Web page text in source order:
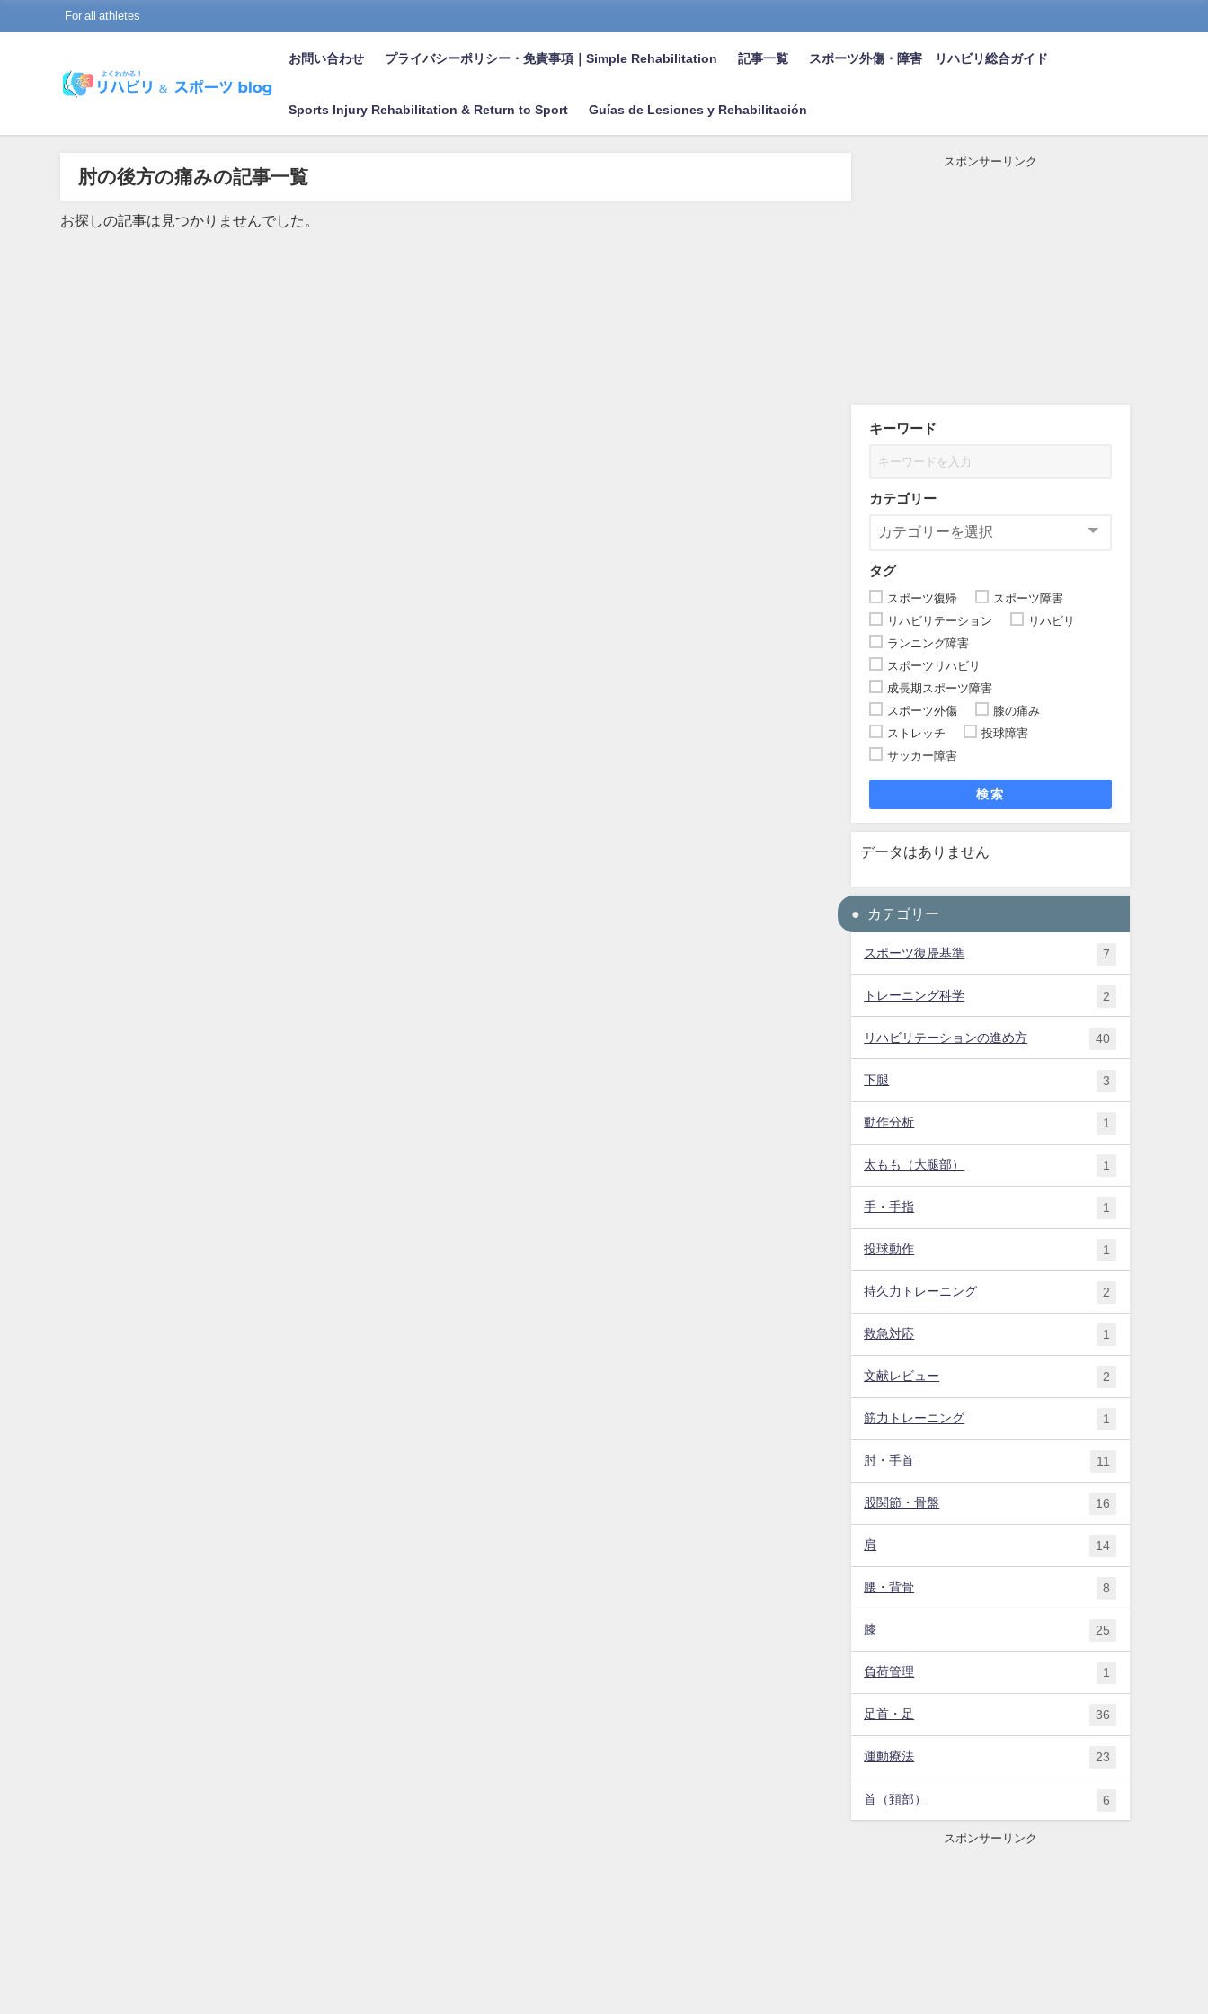
For all athletes
お問い合わせ プライバシーポリシー・免責事項｜Simple Rehabilitation 記事一覧 スポーツ外傷・障害 リハビリ総合ガイド
Sports Injury Rehabilitation & Return to Sport Guías de Lesiones y Rehabilitación
肘の後方の痛みの記事一覧
お探しの記事は見つかりませんでした。
スポンサーリンク
キーワード
カテゴリー
タグ
スポーツ復帰
スポーツ障害
リハビリテーション
リハビリ
ランニング障害
スポーツリハビリ
成長期スポーツ障害
スポーツ外傷
膝の痛み
ストレッチ
投球障害
サッカー障害
検索
データはありません
カテゴリー
スポーツ復帰基準 7
トレーニング科学 2
リハビリテーションの進め方 40
下腿 3
動作分析 1
太もも（大腿部） 1
手・手指 1
投球動作 1
持久力トレーニング 2
救急対応 1
文献レビュー 2
筋力トレーニング 1
肘・手首 11
股関節・骨盤 16
肩 14
腰・背骨 8
膝 25
負荷管理 1
足首・足 36
運動療法 23
首（頚部） 6
スポンサーリンク